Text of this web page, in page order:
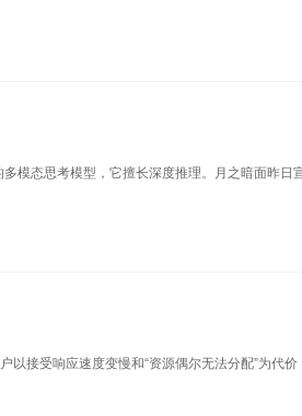
模态思考模型，它擅长深度推理。月之暗面昨日
接受响应速度变慢和“资源偶尔无法分配”为代价